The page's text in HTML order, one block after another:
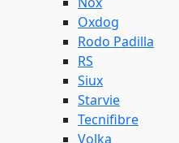
Oxdog
Rodo Padilla
RS
Siux
Starvie
Tecnifibre
Volka